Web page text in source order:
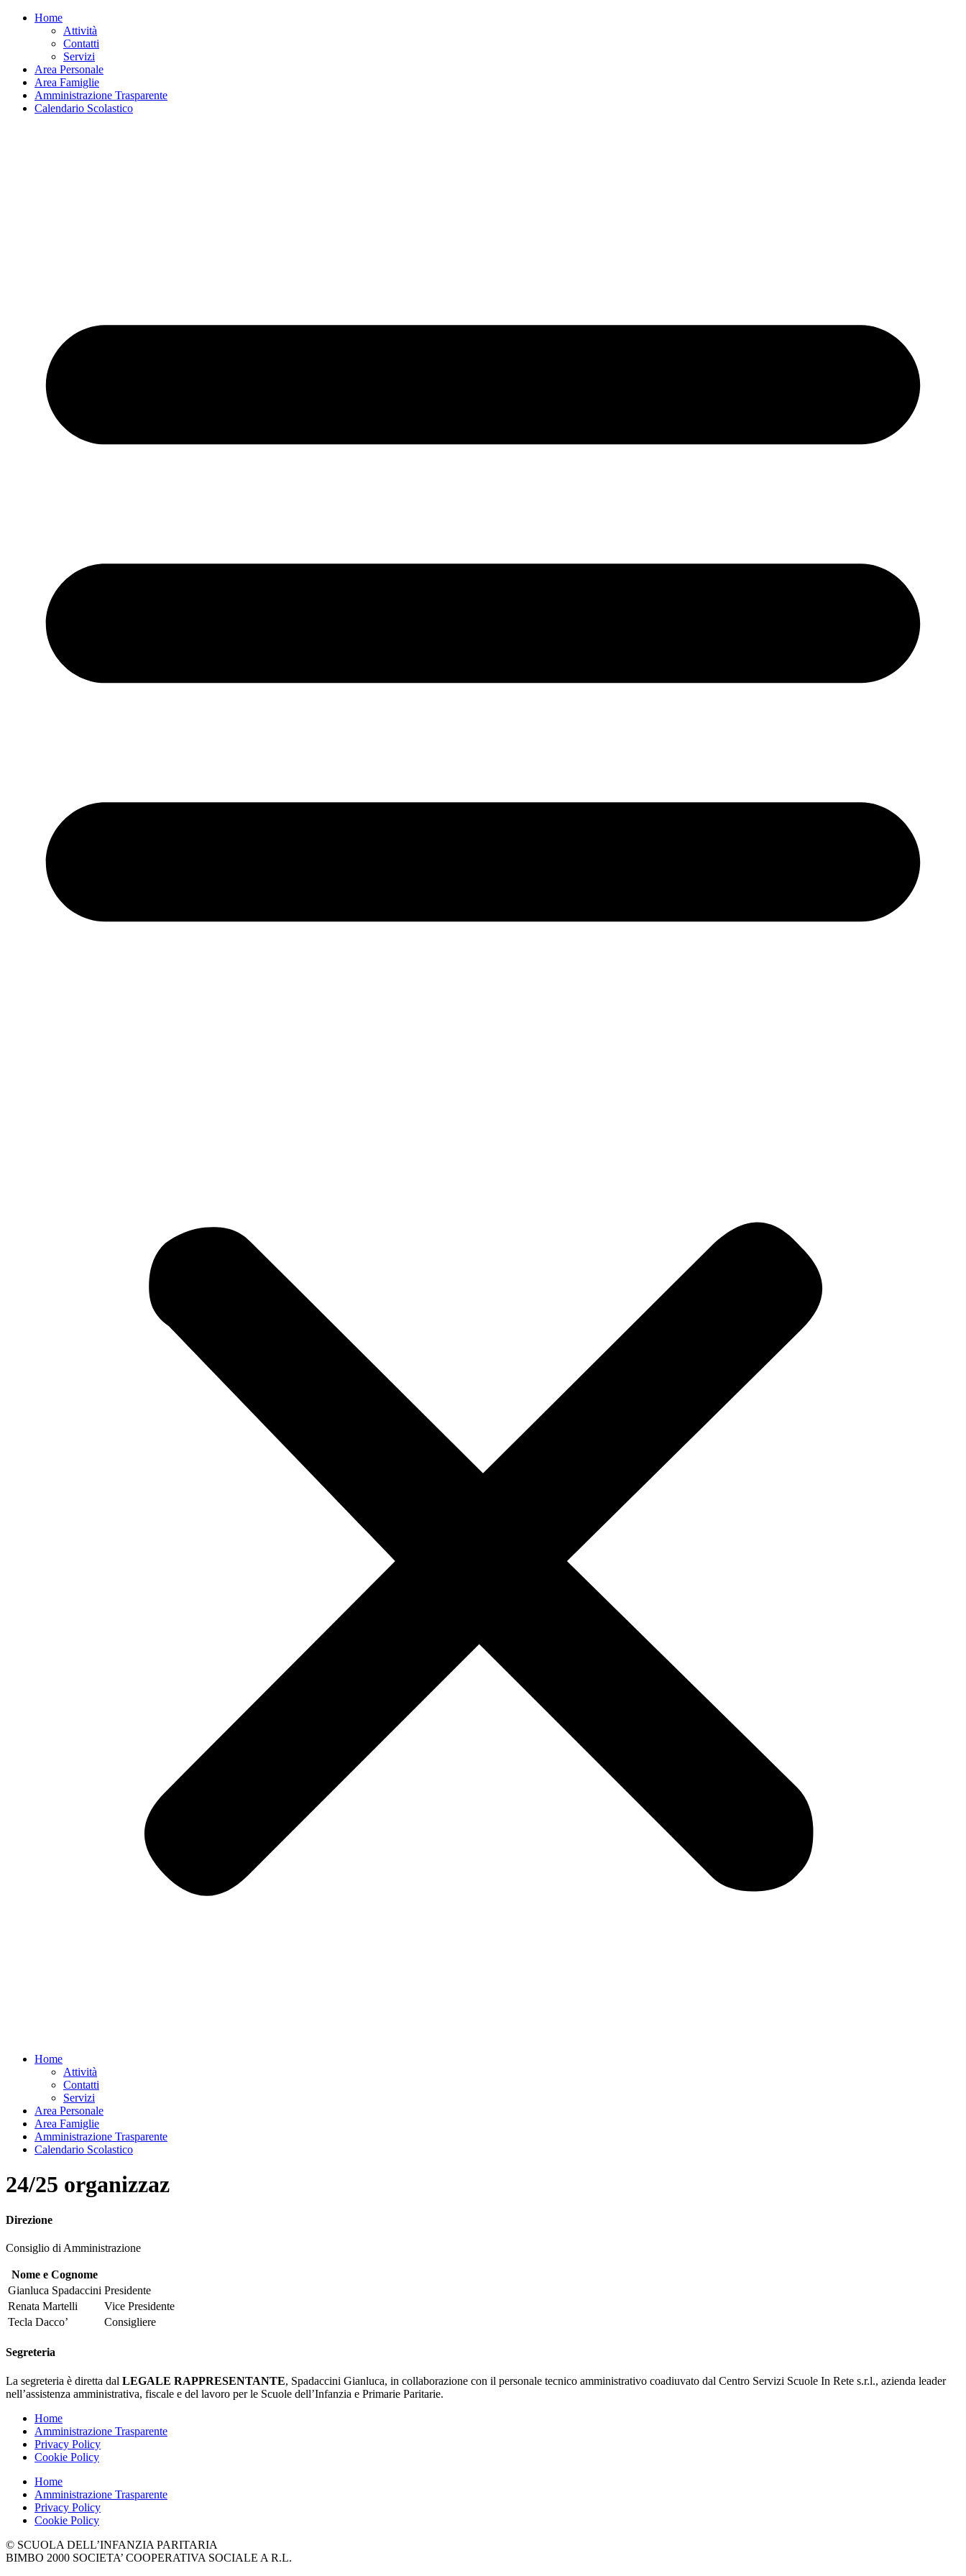
Home
Attività
Contatti
Servizi
Area Personale
Area Famiglie
Amministrazione Trasparente
Calendario Scolastico
Home
Attività
Contatti
Servizi
Area Personale
Area Famiglie
Amministrazione Trasparente
Calendario Scolastico
24/25 organizzaz
Direzione
Consiglio di Amministrazione
Nome e Cognome
Gianluca Spadaccini Presidente
Renata Martelli
Vice Presidente
Tecla Dacco’
Consigliere
Segreteria
La segreteria è diretta dal LEGALE RAPPRESENTANTE, Spadaccini Gianluca, in collaborazione con il personale tecnico amministrativo coadiuvato dal Centro Servizi Scuole In Rete s.r.l., azienda leader
nell’assistenza amministrativa, fiscale e del lavoro per le Scuole dell’Infanzia e Primarie Paritarie.
Home
Amministrazione Trasparente
Privacy Policy
Cookie Policy
Home
Amministrazione Trasparente
Privacy Policy
Cookie Policy
© SCUOLA DELL’INFANZIA PARITARIA
BIMBO 2000 SOCIETA’ COOPERATIVA SOCIALE A R.L.